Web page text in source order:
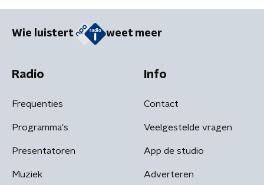
Wie luistert weet meer
Radio
Frequenties
Programma's
Presentatoren
Muziek
Info
Contact
Veelgestelde vragen
App de studio
Adverteren